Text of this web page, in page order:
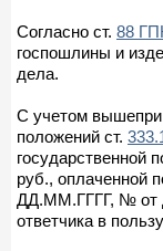
Согласно ст. 88
госпошлины и
дела.
С учетом
положений ст.
государственной
руб., оплаченной
ДД.ММ.ГГГГ, № от
ответчика в